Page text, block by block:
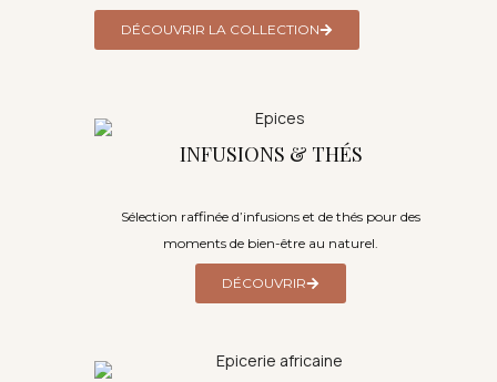
DÉCOUVRIR LA COLLECTION
INFUSIONS & THÉS
Sélection raffinée d’infusions et de thés pour des
moments de bien-être au naturel.
DÉCOUVRIR